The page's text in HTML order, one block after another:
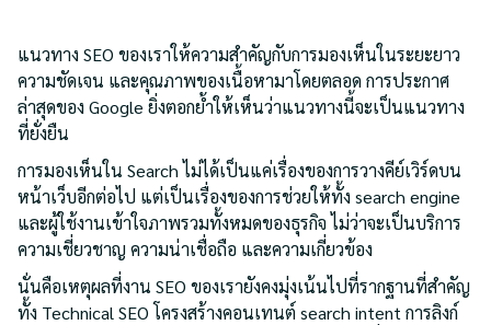
แนวทาง SEO ของเราให้ความสำคัญกับการมองเห็นในระยะยาว
ความชัดเจน และคุณภาพของเนื้อหามาโดยตลอด การประกาศ
ล่าสุดของ Google ยิ่งตอกย้ำให้เห็นว่าแนวทางนี้จะเป็นแนวทาง
ที่ยั่งยืน
การมองเห็นใน Search ไม่ได้เป็นแค่เรื่องของการวางคีย์เวิร์ดบน
หน้าเว็บอีกต่อไป แต่เป็นเรื่องของการช่วยให้ทั้ง search engine
และผู้ใช้งานเข้าใจภาพรวมทั้งหมดของธุรกิจ ไม่ว่าจะเป็นบริการ
ความเชี่ยวชาญ ความน่าเชื่อถือ และความเกี่ยวข้อง
นั่นคือเหตุผลที่งาน SEO ของเรายังคงมุ่งเน้นไปที่รากฐานที่สำคัญ
ทั้ง Technical SEO โครงสร้างคอนเทนต์ search intent การลิงก์